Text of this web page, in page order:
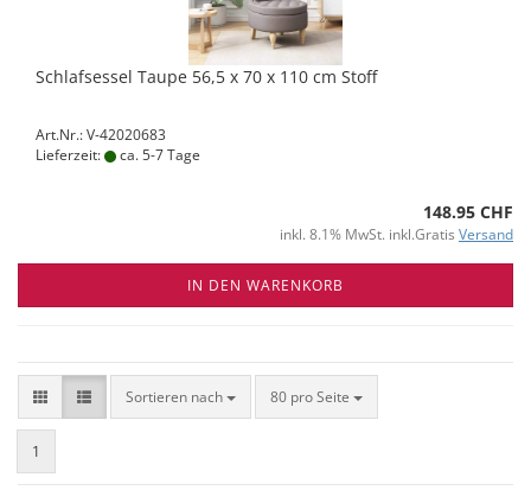
Schlafsessel Taupe 56,5 x 70 x 110 cm Stoff
Art.Nr.: V-42020683
Lieferzeit:
ca. 5-7 Tage
148.95 CHF
inkl. 8.1% MwSt. inkl.Gratis Versand
IN DEN WARENKORB
Sortieren nach
Sortieren nach 80 pro Seite
pro Seite
1